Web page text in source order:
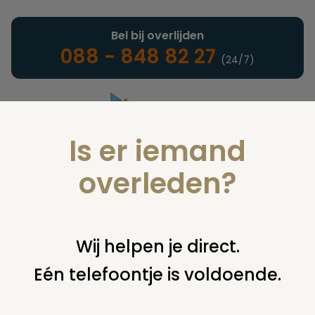
Landelijke uitvaartonderneming
Bel bij overlijden
088 - 848 82 27 (24/7)
U bent hier: home juridisch begraven grafsteen /
Is er iemand
overleden?
Wij helpen je direct.
Eén telefoontje is voldoende.